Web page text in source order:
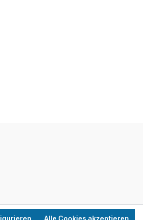
Alle Cookies akzeptieren